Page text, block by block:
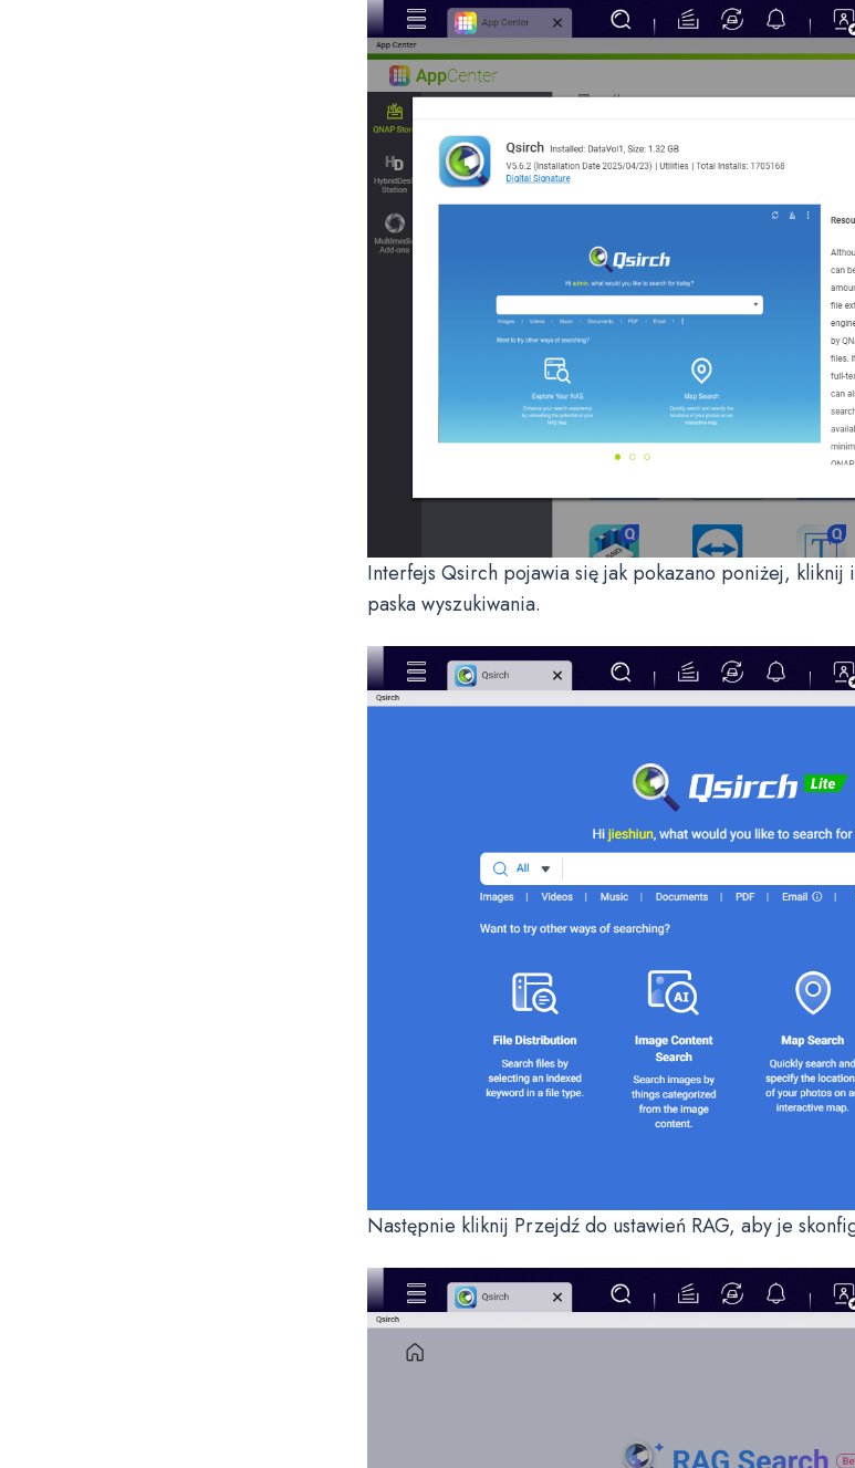
Interfejs Qsirch pojawia się jak pokazano poniżej, kliknij
paska wyszukiwania.
Następnie kliknij Przejdź do ustawień RAG, aby je